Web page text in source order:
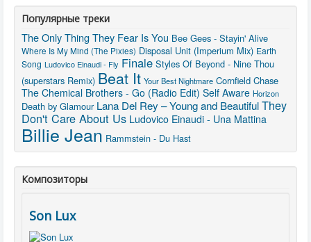
Популярные треки
The Only Thing They Fear Is You Bee Gees - Stayin' Alive
Where Is My Mind (The Pixies) Disposal Unit (Imperium Mix) Earth
Song Ludovico Einaudi - Fly Finale Styles Of Beyond - Nine Thou
(superstars Remix) Beat It Your Best Nightmare Cornfield Chase
The Chemical Brothers - Go (Radio Edit) Self Aware Horizon
Death by Glamour Lana Del Rey – Young and BeautifulThey
Don't Care About Us Ludovico Einaudi - Una Mattina
Billie Jean Rammstein - Du Hast
Композиторы
Son Lux